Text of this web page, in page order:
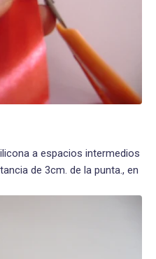
a espacios intermedios
de 3cm. de la punta., en